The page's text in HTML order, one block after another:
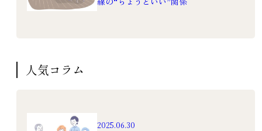
人気コラム
2025.06.30